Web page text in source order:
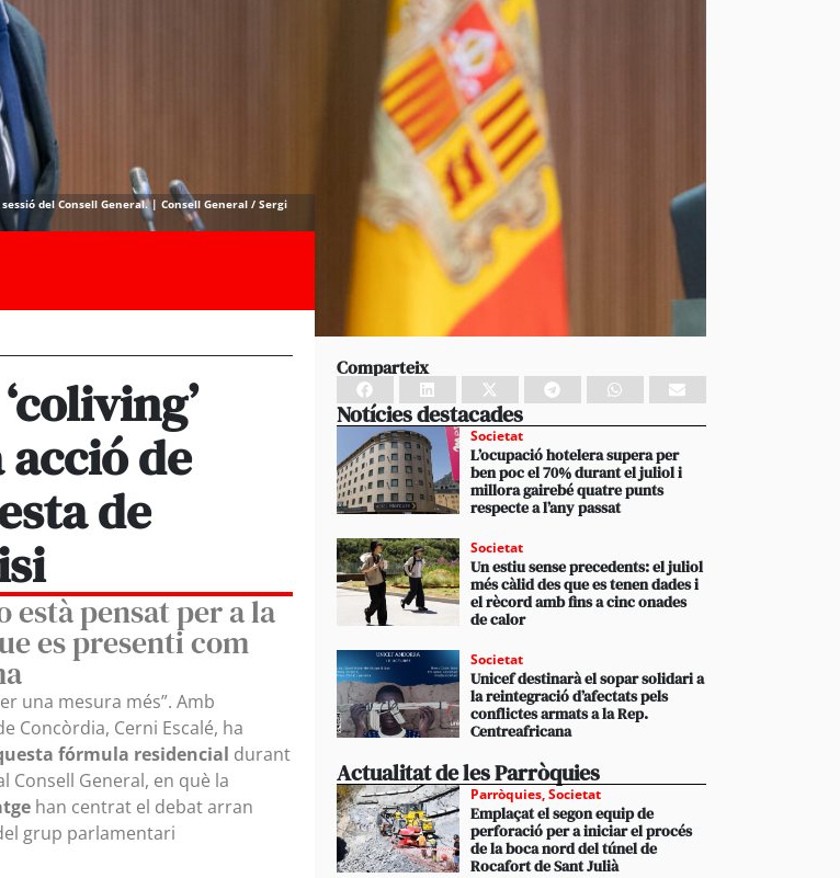
del Consell General. | Consell General / Sergi
de
de
pensat per a la
es presenti com
una mesura més”. Amb
Concòrdia, Cerni Escalé, ha
fórmula residencial durant
Consell General, en què la
han centrat el debat arran
grup parlamentari
Comparteix
Notícies destacades
Societat
L’ocupació hotelera supera per
ben poc el 70% durant el juliol i
millora gairebé quatre punts
respecte a l’any passat
Societat
Un estiu sense precedents: el juliol
més càlid des que es tenen dades i
el rècord amb fins a cinc onades
de calor
Societat
Unicef destinarà el sopar solidari a
la reintegració d’afectats pels
conflictes armats a la Rep.
Centreafricana
Actualitat de les Parròquies
Parròquies,Societat
Emplaçat el segon equip de
perforació per a iniciar el procés
de la boca nord del túnel de
Rocafort de Sant Julià